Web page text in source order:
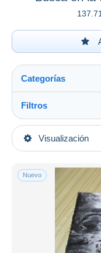
Visualización
Categorías
Categorías
Europa
Francia
[16] Charente
Angouleme
Filtros
Tipo de venta
Activas
Precios fijos
Subasta con
Subastas sin
Casa de
Vendidos
Nuevo